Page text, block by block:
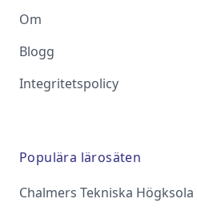
Om
Blogg
Integritetspolicy
Populära lärosäten
Chalmers Tekniska Högksola